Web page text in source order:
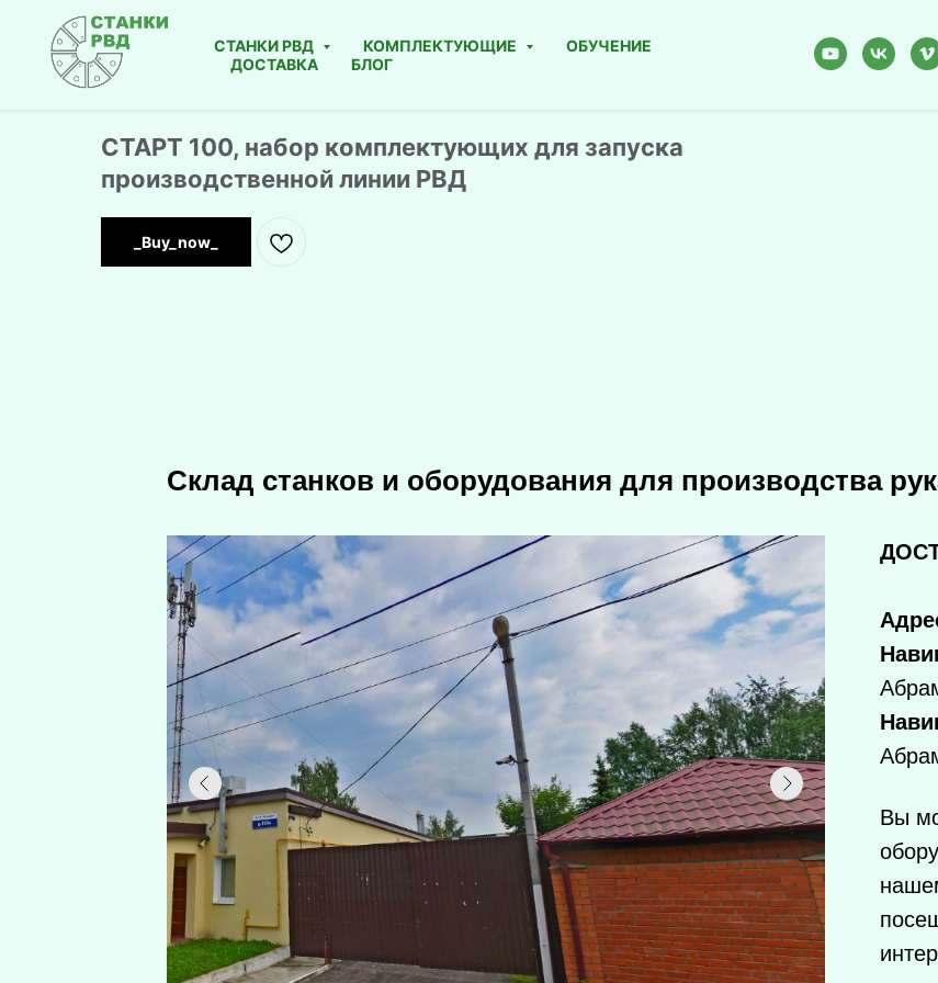
СТАНКИ РВД КОМПЛЕКТУЮЩИЕ
ОБУЧЕНИЕ
ДОСТАВКА
БЛОГ
СТАРТ 100, набор комплектующих для запуска
производственной линии РВД
_Buy_now_
Склад станков и оборудования для производства
Вы